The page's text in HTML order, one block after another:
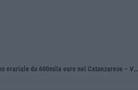
Depuratori e illeciti ambientali: contestato danno erariale da 600mila euro nel Catanzarese – VIDEO